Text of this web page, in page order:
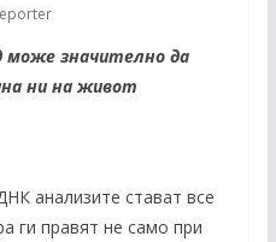
значително да
ни на живот
анализите стават все
ги правят не само при